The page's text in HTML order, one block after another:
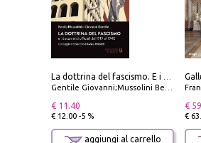
Gentile Giovanni;Mussolini Benito
€ 11.40
€ 12.00 -5 %
aggiungi al carrello
€
€